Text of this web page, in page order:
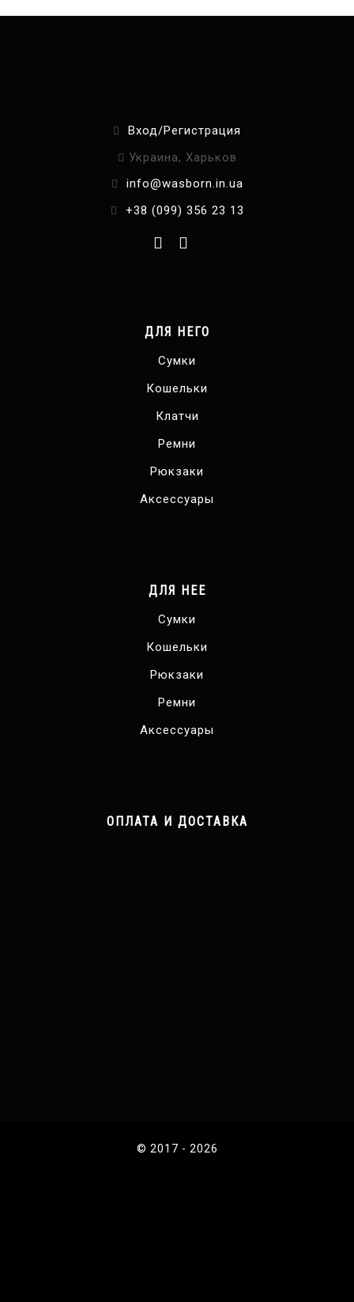
Вход/Регистрация
Украина, Харьков
info@wasborn.in.ua
+38 (099) 356 23 13
ДЛЯ НЕГО
Сумки
Кошельки
Клатчи
Ремни
Рюкзаки
Аксессуары
ДЛЯ НЕЕ
Сумки
Кошельки
Рюкзаки
Ремни
Аксессуары
ОПЛАТА И ДОСТАВКА
© 2017 - 2026